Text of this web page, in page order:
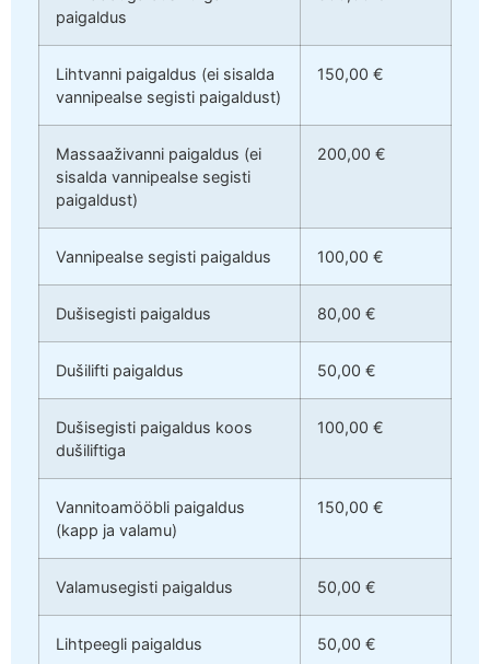
paigaldus
Lihtvanni paigaldus (ei sisalda
vannipealse segisti paigaldust)
150,00 €
Massaaživanni paigaldus (ei
sisalda vannipealse segisti
paigaldust)
200,00 €
Vannipealse segisti paigaldus 100,00 €
Dušisegisti paigaldus 80,00 €
Dušilifti paigaldus 50,00 €
Dušisegisti paigaldus koos
dušiliftiga
100,00 €
Vannitoamööbli paigaldus
(kapp ja valamu)
150,00 €
Valamusegisti paigaldus 50,00 €
Lihtpeegli paigaldus 50,00 €